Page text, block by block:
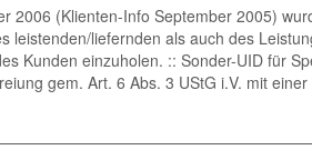
2006 (Klienten-Info September 2005)
liefernden als auch des
Kunden einzuholen. :: Sonder-UID für
gem. Art. 6 Abs. 3 UStG i.V. mit